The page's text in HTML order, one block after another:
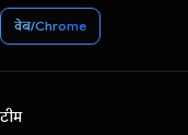
वेब/Chrome
टीम